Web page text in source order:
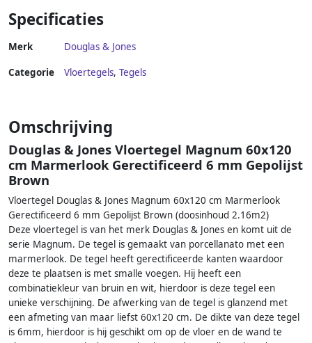
Specificaties
Merk Douglas & Jones
Categorie Vloertegels, Tegels
Omschrijving
Douglas & Jones Vloertegel Magnum 60x120
cm Marmerlook Gerectificeerd 6 mm Gepolijst
Brown
Vloertegel Douglas & Jones Magnum 60x120 cm Marmerlook
Gerectificeerd 6 mm Gepolijst Brown (doosinhoud 2.16m2)
Deze vloertegel is van het merk Douglas & Jones en komt uit de
serie Magnum. De tegel is gemaakt van porcellanato met een
marmerlook. De tegel heeft gerectificeerde kanten waardoor
deze te plaatsen is met smalle voegen. Hij heeft een
combinatiekleur van bruin en wit, hierdoor is deze tegel een
unieke verschijning. De afwerking van de tegel is glanzend met
een afmeting van maar liefst 60x120 cm. De dikte van deze tegel
is 6mm, hierdoor is hij geschikt om op de vloer en de wand te